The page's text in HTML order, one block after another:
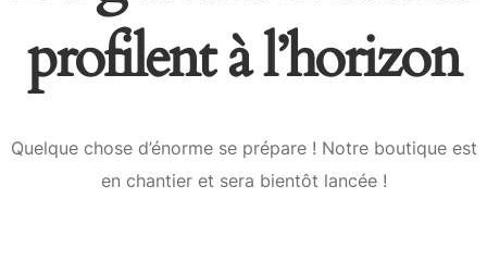
profilent à l’horizon
Quelque chose d’énorme se prépare ! Notre boutique est
en chantier et sera bientôt lancée !